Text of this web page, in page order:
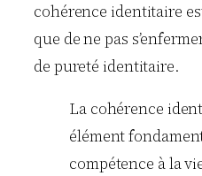
cohérence identitaire
que de ne pas
de pureté identitaire.
La cohérence
élément
compétence à la